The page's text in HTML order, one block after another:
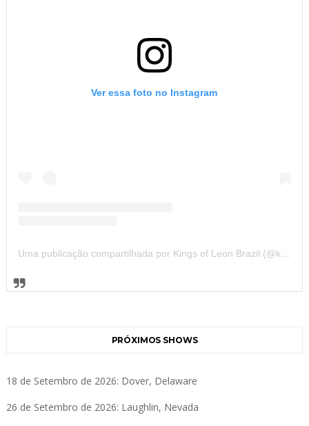
Ver essa foto no Instagram
Uma publicação compartilhada por Kings of Leon Brazil (@kolbrazil)
PRÓXIMOS SHOWS
18 de Setembro de 2026: Dover, Delaware
26 de Setembro de 2026: Laughlin, Nevada